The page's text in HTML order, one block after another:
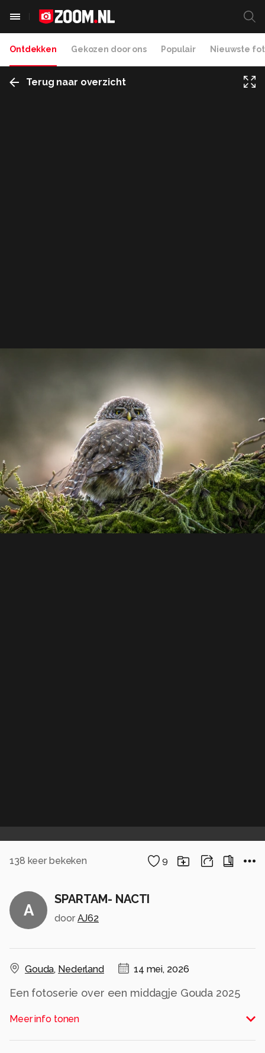
Ontdekken Gekozen door ons Populair Nieuwste
Terug naar overzicht
138 keer bekeken 9
A
SPARTAM- NACTI
door AJ62
Gouda, Nederland 14 mei, 2026
Een fotoserie over een middagje Gouda 2025
1614
SPARTAM- NACTI
Meer info tonen